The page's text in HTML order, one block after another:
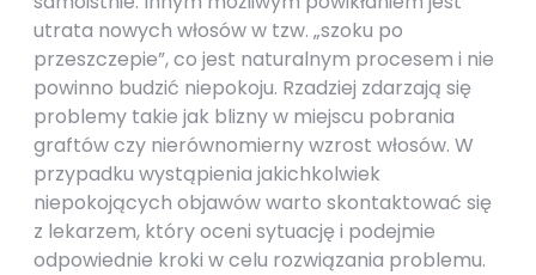
utrata nowych włosów w tzw. „szoku po
przeszczepie”, co jest naturalnym procesem i nie
powinno budzić niepokoju. Rzadziej zdarzają się
problemy takie jak blizny w miejscu pobrania
graftów czy nierównomierny wzrost włosów. W
przypadku wystąpienia jakichkolwiek
niepokojących objawów warto skontaktować się
z lekarzem, który oceni sytuację i podejmie
odpowiednie kroki w celu rozwiązania problemu.